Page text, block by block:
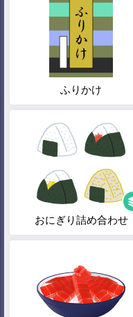
ふりかけ
おにぎり詰め合わせ